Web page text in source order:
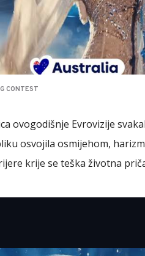
CONTEST
ovogodišnje Evrovizije
osvojila osmijehom,
krije se teška životna